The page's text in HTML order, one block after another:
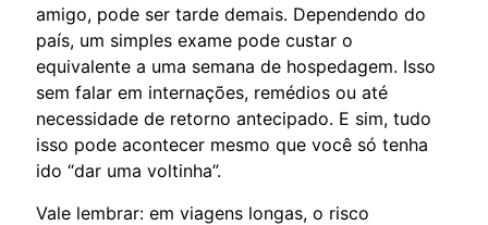
amigo, pode ser tarde demais. Dependendo do
país, um simples exame pode custar o
equivalente a uma semana de hospedagem. Isso
sem falar em internações, remédios ou até
necessidade de retorno antecipado. E sim, tudo
isso pode acontecer mesmo que você só tenha
ido “dar uma voltinha”.
Vale lembrar: em viagens longas, o risco